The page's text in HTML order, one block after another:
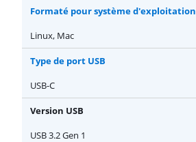
Formaté pour système d'exploitation
Linux, Mac
Type de port USB
USB-C
Version USB
USB 3.2 Gen 1